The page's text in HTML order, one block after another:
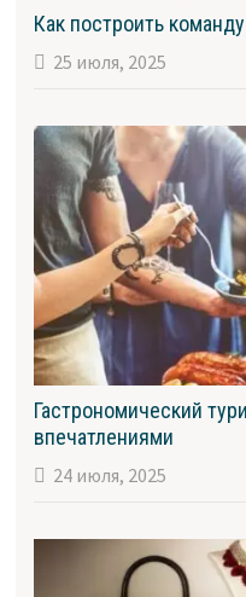
Как построить
25 июля, 2025
Гастрономический
впечатлениями
24 июля, 2025